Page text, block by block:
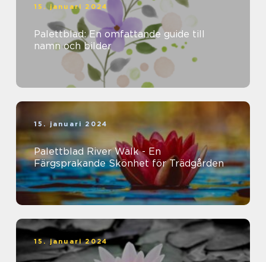
15. januari 2024
Palettblad: En omfattande guide till
namn och bilder
15. januari 2024
Palettblad River Walk - En
Färgsprakande Skönhet för Trädgården
15. januari 2024